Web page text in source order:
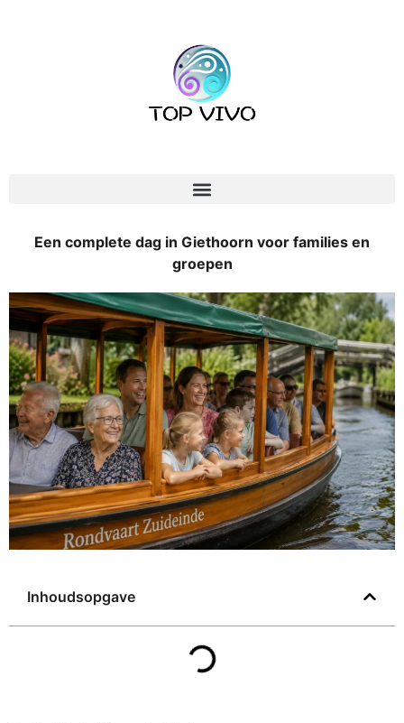
Een complete dag in Giethoorn voor families en
groepen
Inhoudsopgave